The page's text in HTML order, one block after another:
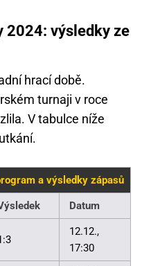
2024: výsledky ze
hrací době.
turnaji v roce
V tabulce níže
a výsledky zápasů
Datum
12.12.,
17:30